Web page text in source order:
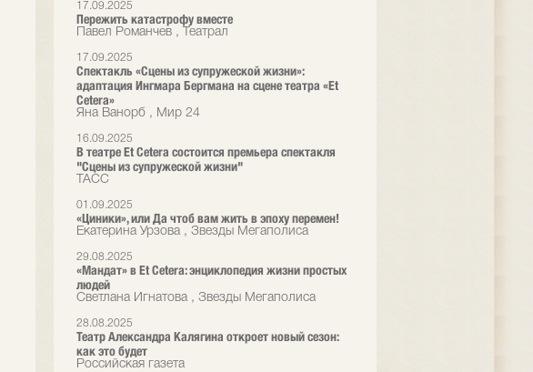
17.09.2025
Пережить катастрофу вместе
Павел Романчев , Театрал
17.09.2025
Спектакль «Сцены из супружеской жизни»:
адаптация Ингмара Бергмана на сцене театра «Et
Cetera»
Яна Ванорб , Мир 24
16.09.2025
В театре Et Cetera состоится премьера спектакля
"Сцены из супружеской жизни"
ТАСС
01.09.2025
«Циники», или Да чтоб вам жить в эпоху перемен!
Екатерина Урзова , Звезды Мегаполиса
29.08.2025
«Мандат» в Et Cetera: энциклопедия жизни простых
людей
Светлана Игнатова , Звезды Мегаполиса
28.08.2025
Театр Александра Калягина откроет новый сезон:
как это будет
Российская газета